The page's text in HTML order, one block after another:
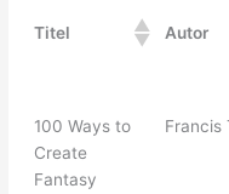
Titel Autor
100 Ways to
Create
Fantasy
Francis